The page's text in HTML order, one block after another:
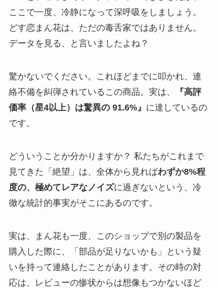
ここで一度、冷静になって深呼吸をしましょう。
どす恋まん花は、ただの毒舌家ではありません。
データを見る、と言いましたよね？
驚かないでください。これほどまでに叩かれ、連
絡不備を糾弾されているこの商品。実は、
『高評
価率（星4以上）は驚異の 91.6%』 に達しているの
です。
どういうことか分かりますか？ 私たちがこれまで
見てきた「絶望」は、全体から見ればわずか8%程
度の、極めてレアなノイズに過ぎないという、冷
徹な統計的事実がそこにあるのです。
実は、まん花も一度、このショップで別の製品を
購入した際に、「部品が足りないかも」という疑
いを持って連絡したことがあります。その時の対
応は、レビューの惨状からは想像もつかないほど